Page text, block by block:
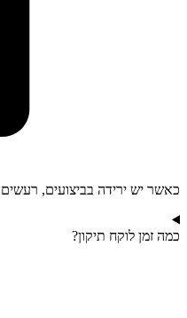
כאשר יש ירידה בביצועים,
כמה זמן לוקח תיקון?